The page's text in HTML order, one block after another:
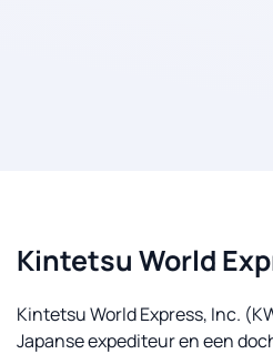
Kintetsu World
Kintetsu World Express, Inc.
Japanse expediteur en een